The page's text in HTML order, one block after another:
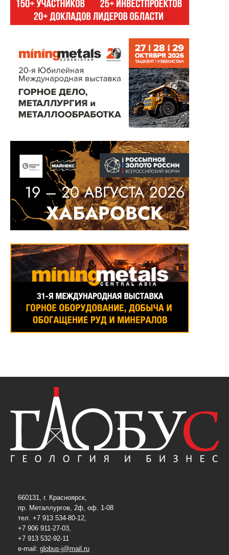
660131, г. Красноярск,
пр. Металлургов, 2ф, оф. 1-08
тел. +7 913 534-80-12,
+7 906 911-27-03,
+7 913 532-92-11
e-mail: globus-j@mail.ru